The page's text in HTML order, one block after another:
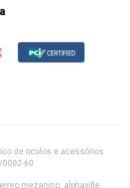
de oculos e acessórios
0002-60
mezanino, alphaville